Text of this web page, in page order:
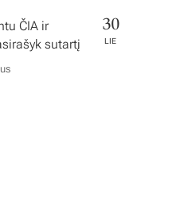
ČIA ir
sutartį
30
LIE